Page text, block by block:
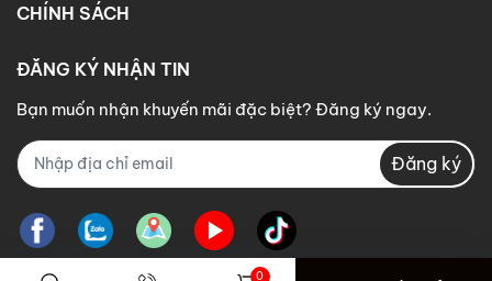
CHÍNH SÁCH
ĐĂNG KÝ NHẬN TIN
Bạn muốn nhận khuyến mãi đặc biệt? Đăng ký ngay.
Đăng ký
0